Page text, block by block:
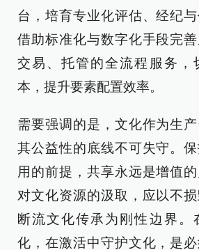
台，培育专业化评估、经纪与
借助标准化与数字化手段完
交易、托管的全流程服务，
本，提升要素配置效率。
需要强调的是，文化作为生产
其公益性的底线不可失守。
用的前提，共享永远是增值
对文化资源的汲取，应以不
断流文化传承为刚性边界。
化，在激活中守护文化，是